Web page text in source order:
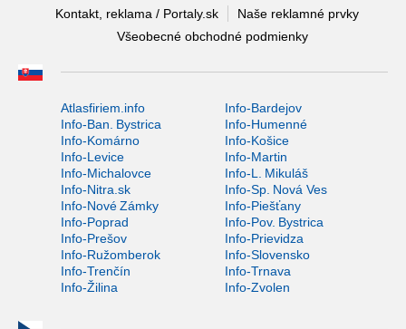
Kontakt, reklama / Portaly.sk
Naše reklamné prvky
Všeobecné obchodné podmienky
Atlasfiriem.info
Info-Bardejov
Info-Ban. Bystrica
Info-Humenné
Info-Komárno
Info-Košice
Info-Levice
Info-Martin
Info-Michalovce
Info-L. Mikuláš
Info-Nitra.sk
Info-Sp. Nová Ves
Info-Nové Zámky
Info-Piešťany
Info-Poprad
Info-Pov. Bystrica
Info-Prešov
Info-Prievidza
Info-Ružomberok
Info-Slovensko
Info-Trenčín
Info-Trnava
Info-Žilina
Info-Zvolen